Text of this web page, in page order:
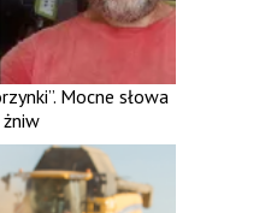
Mocne słowa